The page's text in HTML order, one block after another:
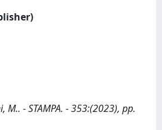
- STAMPA. - 353:(2023), pp.